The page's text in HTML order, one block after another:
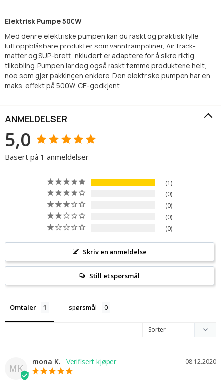
Elektrisk Pumpe 500W
Med denne elektriske pumpen kan du raskt og praktisk fylle
luftoppblåsbare produkter som vanntrampoliner, AirTrack-
matter og SUP-brett. Inkludert er adaptere for å sikre riktig
tilkobling. Pumpen lar deg også raskt tømme produktene helt,
noe som gjør pakkingen enklere. Den elektriske pumpen har en
maks. effekt på 500W. CE-godkjent
ANMELDELSER
5,0
Basert på 1 anmeldelser
1
0
0
0
0
Skriv en anmeldelse
Still et spørsmål
Omtaler spørsmål
MK
08.12.2020
mona K.